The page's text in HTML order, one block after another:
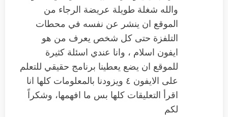
والله شغلة طويلة عريضة الرجاء من
الموقع ان ينشر عن نفسه في محطات
التلفزة حتى كل شخص يعرف من هو
ايفون اسلام ، وانا عندي اسئلة كثيرة
للموقع ان يضع يعطينا برنامج حقيقي للتعلم
على الايفون ٤ ويزودنا بالمعلومات كلها انا
اقرأ التعليقات كلها بس ما افهمها، وشكراً
لكم